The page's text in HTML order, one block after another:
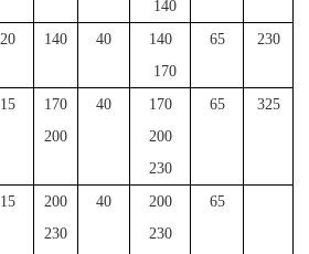
140
20 140 40
140
170
65 230
15
170
200
40
170
200
230
65 325
15
200
230
40
200
230
65